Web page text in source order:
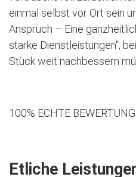
einmal selbst vor Ort sein
Anspruch – Eine
starke Dienstleistungen“,
Stück weit nachbessern
100% ECHTE
Etliche